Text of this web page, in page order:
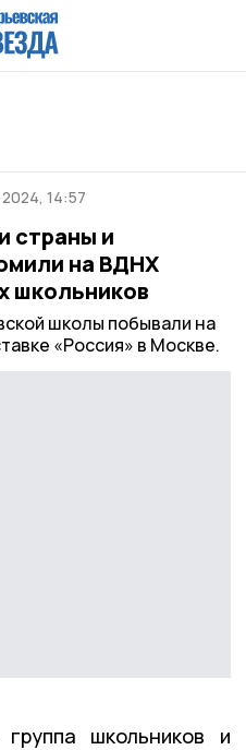
14:57
страны и
на ВДНХ
школьников
школы побывали на
«Россия» в Москве.
школьников и